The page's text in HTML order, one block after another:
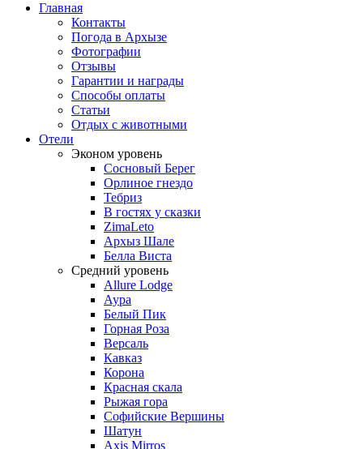
Главная
Контакты
Погода в Архызе
Фотографии
Отзывы
Гарантии и награды
Способы оплаты
Статьи
Отдых с животными
Отели
Эконом уровень
Сосновый Берег
Орлиное гнездо
Тебриз
В гостях у сказки
ZimaLeto
Архыз Шале
Белла Виста
Средний уровень
Allure Lodge
Аура
Белый Пик
Горная Роза
Версаль
Кавказ
Корона
Красная скала
Рыжая гора
Софийские Вершины
Шатун
Axis Mirros